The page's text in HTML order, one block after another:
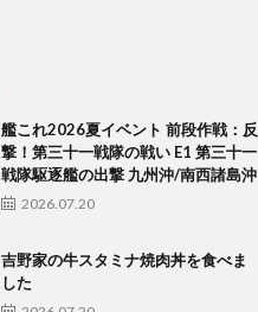
艦これ2026夏イベント 前段作戦：反
撃！第三十一戦隊の戦い E1 第三十一
戦隊駆逐艦の出撃 九州沖/南西諸島沖
2026.07.20
吉野家の牛スタミナ焼肉丼を食べま
した